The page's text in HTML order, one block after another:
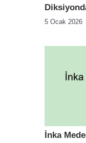
5 Ocak 2026
İnka